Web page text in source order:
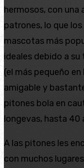
hermosos, con una
patrones, lo que
mascotas más
ideales debido a
(el más pequeño
amigable y
pitones bola en
longevas, hasta 40
A las pitones les
con muchos